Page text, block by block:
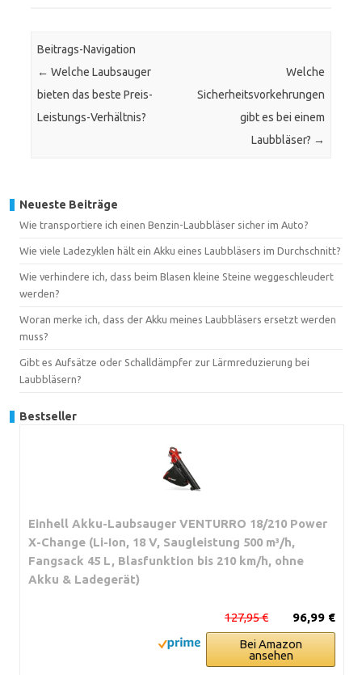
Beitrags-Navigation
← Welche Laubsauger
bieten das beste Preis-
Leistungs-Verhältnis?
Welche
Sicherheitsvorkehrungen
gibt es bei einem
Laubbläser? →
Neueste Beiträge
Wie transportiere ich einen Benzin-Laubbläser sicher im Auto?
Wie viele Ladezyklen hält ein Akku eines Laubbläsers im Durchschnitt?
Wie verhindere ich, dass beim Blasen kleine Steine weggeschleudert
werden?
Woran merke ich, dass der Akku meines Laubbläsers ersetzt werden
muss?
Gibt es Aufsätze oder Schalldämpfer zur Lärmreduzierung bei
Laubbläsern?
Bestseller
Einhell Akku-Laubsauger VENTURRO 18/210 Power
X-Change (Li-Ion, 18 V, Saugleistung 500 m³/h,
Fangsack 45 L, Blasfunktion bis 210 km/h, ohne
Akku & Ladegerät)
96,99 €
127,95 €
Bei Amazon
ansehen